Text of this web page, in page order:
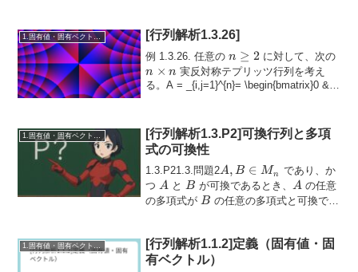
1.固有値・固有ベクトル・相似 [行列解析1.3.26]
例 1.3.26. 任意のn
\geq
2
n ≥ 2に対して、次の
n × n 実反対称テプリッツ行列を考え
る。A = _{i,j=1}^{n}= \begin{bmatrix}0 &
1.固有値・固有ベクトル・相似
[行列解析1.3.P2]可換行列と多項
式の可換性
1.3.P21.3.問題2A, B
\in
M_n
A, B ∈ Mn であり、か
つA
A とB
B が可換であるとき、 A
Aの任意
の多項式がB
B の任意の多項式と可換であ
1.固有値・固有ベクトル・相似
[行列解析1.1.2]定義（固有値・固
有ベクトル）